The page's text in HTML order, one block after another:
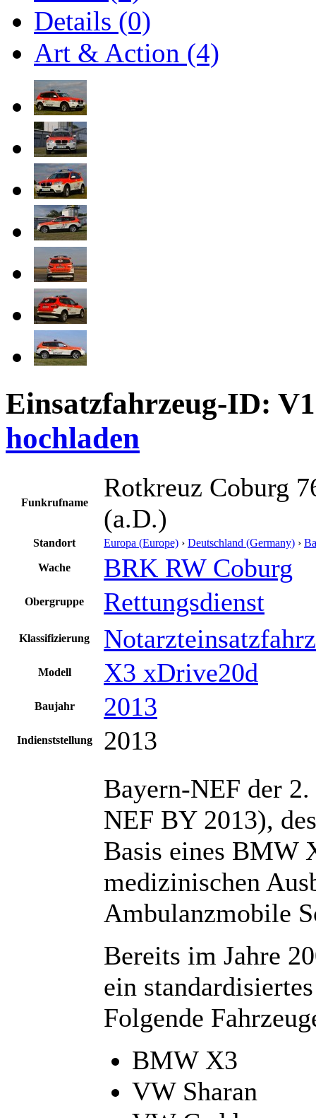
Details (0)
Art & Action (4)
Einsatzfahrzeug-ID:
hochladen
Funkrufname
Rotkreuz Coburg
(a.D.)
Standort Europa (Europe) › Deutschland (Germany) ›
Wache BRK RW Coburg
Obergruppe Rettungsdienst
Klassifizierung
Modell X3 xDrive20d
Baujahr 2013
Indienststellung
2013
Bayern-NEF der
NEF BY 2013),
Basis eines BMW
medizinischen
Ambulanzmobile
Bereits im Jahre
ein
Folgende
BMW X3
VW Sharan